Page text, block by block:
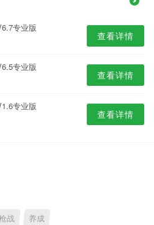
专业版
查看详情
专业版
查看详情
专业版
查看详情
战 养成